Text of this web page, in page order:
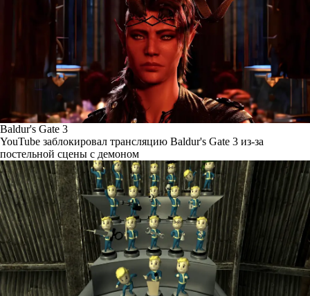
Baldur's Gate 3
YouTube заблокировал трансляцию Baldur's Gate 3 из-за
постельной сцены с демоном